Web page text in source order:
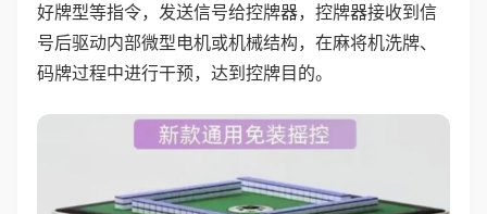
好牌型等指令，发送信号给控牌器，控牌器接收到信
号后驱动内部微型电机或机械结构，在麻将机洗牌、
码牌过程中进行干预，达到控牌目的。